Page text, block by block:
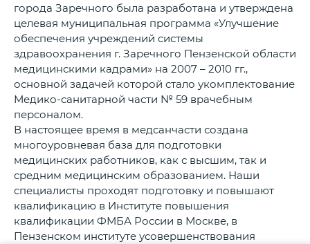
города Заречного была разработана и утверждена
целевая муниципальная программа «Улучшение
обеспечения учреждений системы
здравоохранения г. Заречного Пензенской области
медицинскими кадрами» на 2007 – 2010 гг.,
основной задачей которой стало укомплектование
Медико-санитарной части № 59 врачебным
персоналом.
В настоящее время в медсанчасти создана
многоуровневая база для подготовки
медицинских работников, как с высшим, так и
средним медицинским образованием. Наши
специалисты проходят подготовку и повышают
квалификацию в Институте повышения
квалификации ФМБА России в Москве, в
Пензенском институте усовершенствования